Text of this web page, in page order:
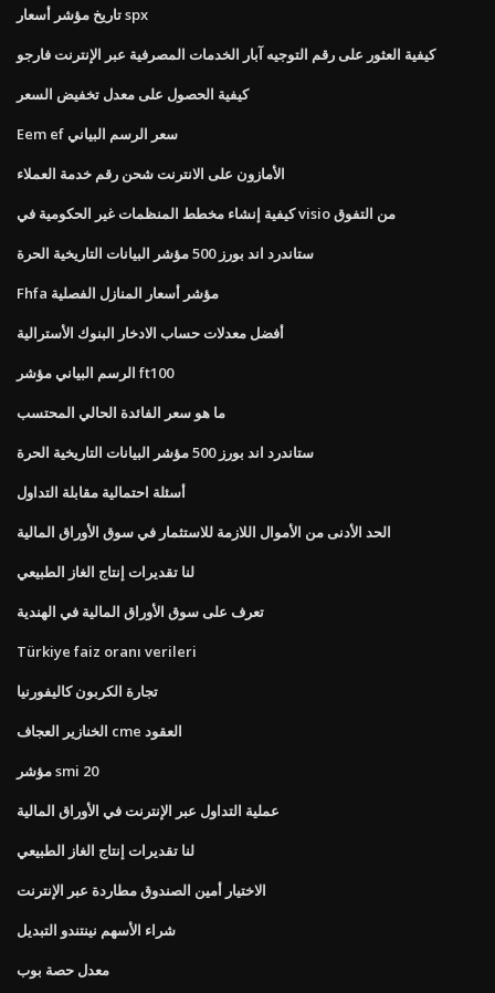
تاريخ مؤشر أسعار spx
كيفية العثور على رقم التوجيه آبار الخدمات المصرفية عبر الإنترنت فارجو
كيفية الحصول على معدل تخفيض السعر
Eem ef سعر الرسم البياني
الأمازون على الانترنت شحن رقم خدمة العملاء
كيفية إنشاء مخطط المنظمات غير الحكومية في visio من التفوق
ستاندرد اند بورز 500 مؤشر البيانات التاريخية الحرة
Fhfa مؤشر أسعار المنازل الفصلية
أفضل معدلات حساب الادخار البنوك الأسترالية
الرسم البياني مؤشر ft100
ما هو سعر الفائدة الحالي المحتسب
ستاندرد اند بورز 500 مؤشر البيانات التاريخية الحرة
أسئلة احتمالية مقابلة التداول
الحد الأدنى من الأموال اللازمة للاستثمار في سوق الأوراق المالية
لنا تقديرات إنتاج الغاز الطبيعي
تعرف على سوق الأوراق المالية في الهندية
Türkiye faiz oranı verileri
تجارة الكربون كاليفورنيا
الخنازير العجاف cme العقود
مؤشر smi 20
عملية التداول عبر الإنترنت في الأوراق المالية
لنا تقديرات إنتاج الغاز الطبيعي
الاختيار أمين الصندوق مطاردة عبر الإنترنت
شراء الأسهم نينتندو التبديل
معدل حصة بوب